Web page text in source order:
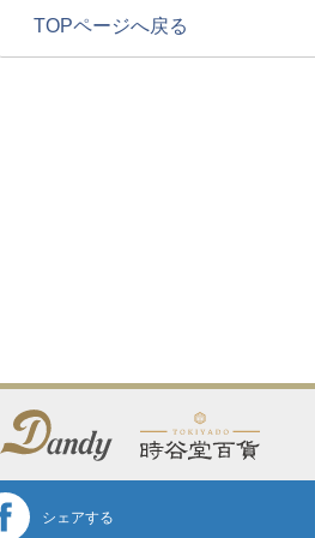
シェアする
TOPページへ戻る